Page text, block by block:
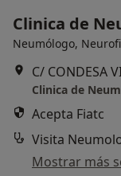
Clinica de
Neumólogo,
Clinica de
Acepta Fiatc
Visita
Mostrar más